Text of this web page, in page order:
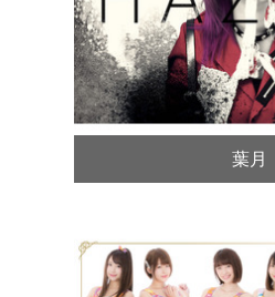
葉月